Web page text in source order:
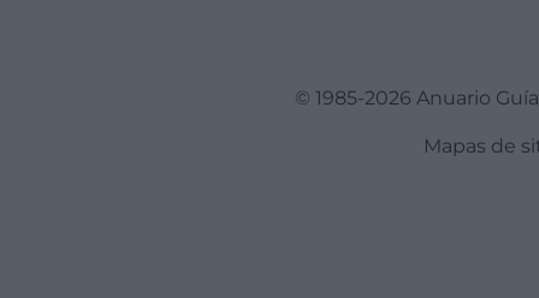
© 1985-2026 Anuario Guía
Mapas de